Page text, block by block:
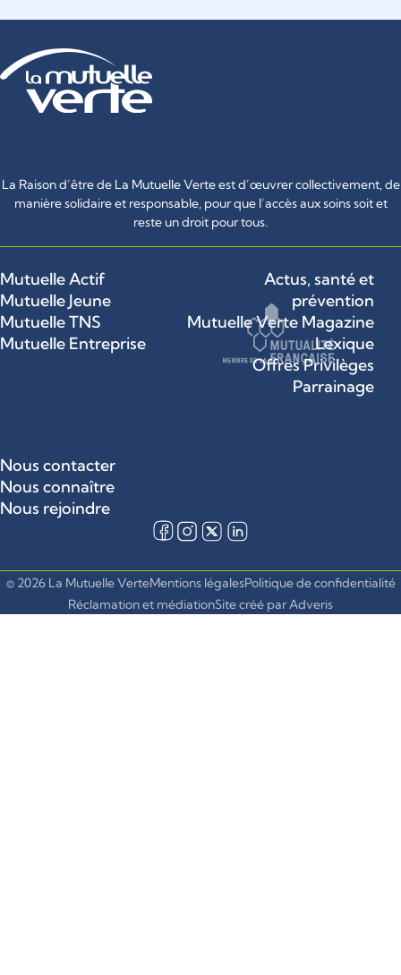
La Raison d’être de La Mutuelle Verte est d’œuvrer collectivement, de
manière solidaire et responsable, pour que l’accès aux soins soit et
reste un droit pour tous.
Mutuelle Actif
Mutuelle Jeune
Mutuelle TNS
Mutuelle Entreprise
Actus, santé et
prévention
Mutuelle Verte Magazine
Lexique
Offres Privilèges
Parrainage
Nous contacter
Nous connaître
Nous rejoindre
© 2026 La Mutuelle VerteMentions légalesPolitique de confidentialité
Réclamation et médiationSite créé par Adveris